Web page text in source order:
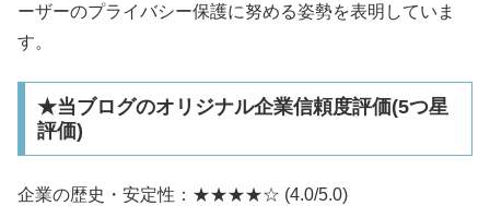
ーザーのプライバシー保護に努める姿勢を表明していま
す。​
★当ブログのオリジナル企業信頼度評価(5つ星
評価)
企業の歴史・安定性：★★★★☆ (4.0/5.0)